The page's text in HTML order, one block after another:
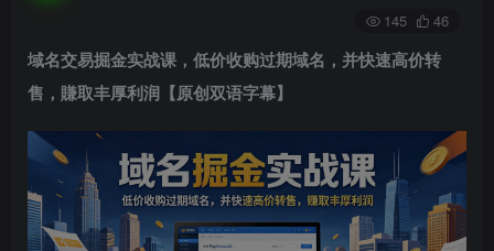
145 46
域名交易掘金实战课，低价收购过期域名，并快速高价转
售，賺取丰厚利润【原创双语字幕】